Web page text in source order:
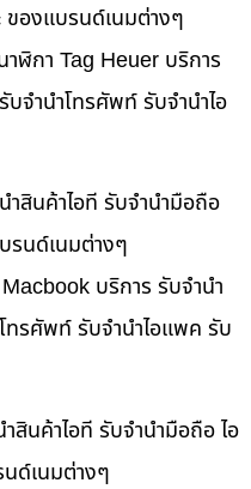
ของแบรนด์เนมต่างๆ
ฬิกา Tag Heuer บริการ
จำนำโทรศัพท์ รับจำนำไอ
สินค้าไอที รับจำนำมือถือ
รนด์เนมต่างๆ
บริการ รับจำนำ
ทรศัพท์ รับจำนำไอแพค รับ
สินค้าไอที รับจำนำมือถือ ไอ
ด์เนมต่างๆ